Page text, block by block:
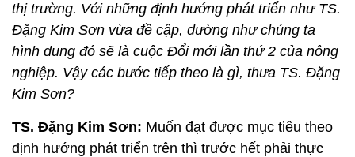
thị trường. Với những định hướng phát triển như TS.
Đặng Kim Sơn vừa đề cập, dường như chúng ta
hình dung đó sẽ là cuộc Đổi mới lần thứ 2 của nông
nghiệp. Vậy các bước tiếp theo là gì, thưa TS. Đặng
Kim Sơn?
TS. Đặng Kim Sơn: Muốn đạt được mục tiêu theo
định hướng phát triển trên thì trước hết phải thực